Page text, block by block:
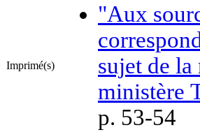
Imprimé(s)
"Aux
sujet de
ministère
p. 53-54